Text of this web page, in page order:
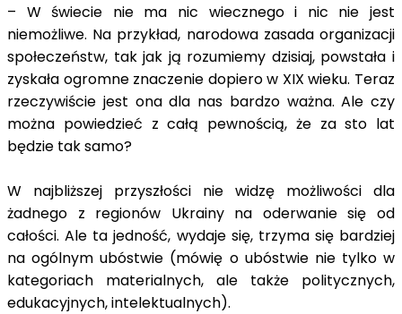
– W świecie nie ma nic wiecznego i nic nie jest
niemożliwe. Na przykład, narodowa zasada organizacji
społeczeństw, tak jak ją rozumiemy dzisiaj, powstała i
zyskała ogromne znaczenie dopiero w XIX wieku. Teraz
rzeczywiście jest ona dla nas bardzo ważna. Ale czy
można powiedzieć z całą pewnością, że za sto lat
będzie tak samo?
W najbliższej przyszłości nie widzę możliwości dla
żadnego z regionów Ukrainy na oderwanie się od
całości. Ale ta jedność, wydaje się, trzyma się bardziej
na ogólnym ubóstwie (mówię o ubóstwie nie tylko w
kategoriach materialnych, ale także politycznych,
edukacyjnych, intelektualnych).